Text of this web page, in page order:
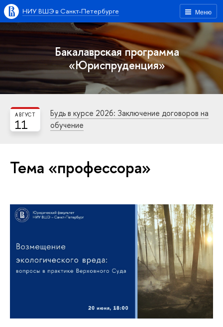
Меню
НИУ ВШЭ в Санкт-Петербурге
Бакалаврская программа
«Юриспруденция»
11
АВГУСТ
Будь в курсе 2026: Заключение договоров на
обучение
Тема «профессора»